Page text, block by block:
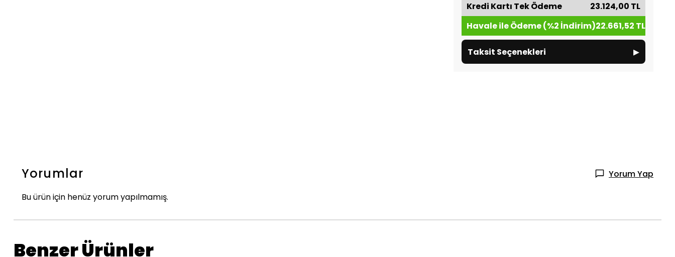
Kredi Kartı Tek Ödeme
23.124,00 TL
Havale ile Ödeme (%2 İndirim)22.661,52 TL
Taksit Seçenekleri ▸
Yorumlar Yorum Yap
Bu ürün için henüz yorum yapılmamış.
Benzer Ürünler